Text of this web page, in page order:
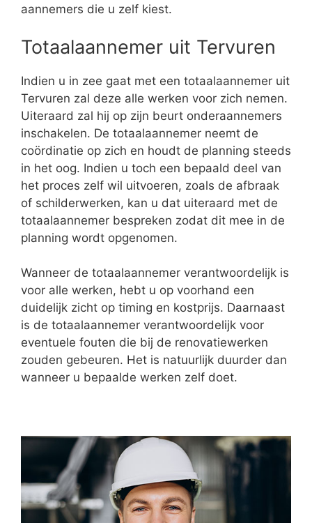
aannemers die u zelf kiest.
Totaalaannemer uit Tervuren
Indien u in zee gaat met een totaalaannemer uit
Tervuren zal deze alle werken voor zich nemen.
Uiteraard zal hij op zijn beurt onderaannemers
inschakelen. De totaalaannemer neemt de
coördinatie op zich en houdt de planning steeds
in het oog. Indien u toch een bepaald deel van
het proces zelf wil uitvoeren, zoals de afbraak
of schilderwerken, kan u dat uiteraard met de
totaalaannemer bespreken zodat dit mee in de
planning wordt opgenomen.
Wanneer de totaalaannemer verantwoordelijk is
voor alle werken, hebt u op voorhand een
duidelijk zicht op timing en kostprijs. Daarnaast
is de totaalaannemer verantwoordelijk voor
eventuele fouten die bij de renovatiewerken
zouden gebeuren. Het is natuurlijk duurder dan
wanneer u bepaalde werken zelf doet.